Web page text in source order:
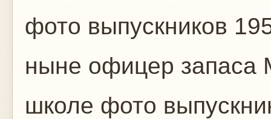
фото выпускников
ныне офицер
школе фото